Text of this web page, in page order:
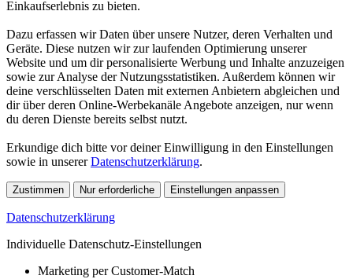
Einkaufserlebnis zu bieten.
Dazu erfassen wir Daten über unsere Nutzer, deren Verhalten und
Geräte. Diese nutzen wir zur laufenden Optimierung unserer
Website und um dir personalisierte Werbung und Inhalte anzuzeigen
sowie zur Analyse der Nutzungsstatistiken. Außerdem können wir
deine verschlüsselten Daten mit externen Anbietern abgleichen und
dir über deren Online-Werbekanäle Angebote anzeigen, nur wenn
du deren Dienste bereits selbst nutzt.
Erkundige dich bitte vor deiner Einwilligung in den Einstellungen
sowie in unsererDatenschutzerklärung.
Zustimmen Nur erforderliche Einstellungen anpassen
Datenschutzerklärung
Individuelle Datenschutz-Einstellungen
Marketing per Customer-Match